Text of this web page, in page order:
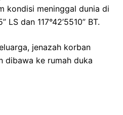
kondisi meninggal dunia di
dan 117°42’5510” BT.
jenazah korban
dibawa ke rumah duka